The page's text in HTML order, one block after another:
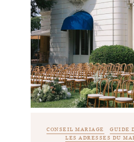
CONSEIL MARIAGE
GUIDE
LES ADRESSES DU